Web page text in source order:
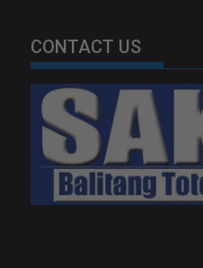
CONTACT US